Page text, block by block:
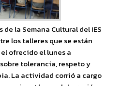
la Semana Cultural del IES
los talleres que se están
ofrecido el lunes a
tolerancia, respeto y
La actividad corrió a cargo